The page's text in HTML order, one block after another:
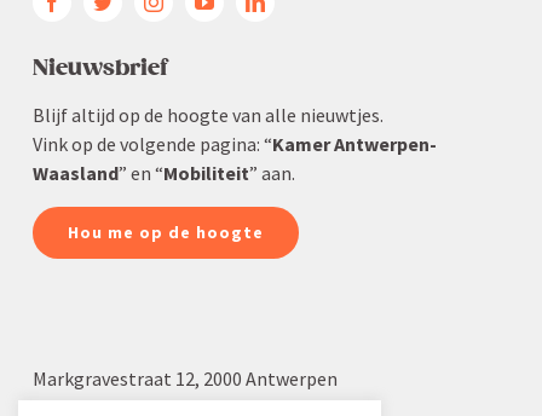
Nieuws­brief
Blijf altijd op de hoogte van alle nieuwtjes.
Vink op de volgende pagina: “Kamer Antwerpen-
Waasland” en “Mobiliteit” aan.
Hou me op de hoogte
Markgra­vestraat 12, 2000 Antwerpen
03 232 22 19